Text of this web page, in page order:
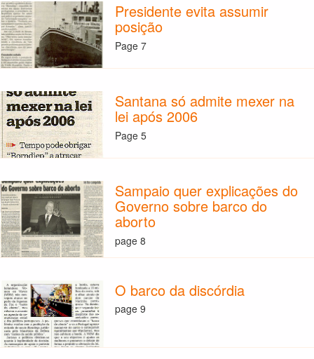
Presidente evita assumir
posição
Page 7
Santana só admite mexer na
lei após 2006
Page 5
Sampaio quer explicações do
Governo sobre barco do
aborto
page 8
O barco da discórdia
page 9